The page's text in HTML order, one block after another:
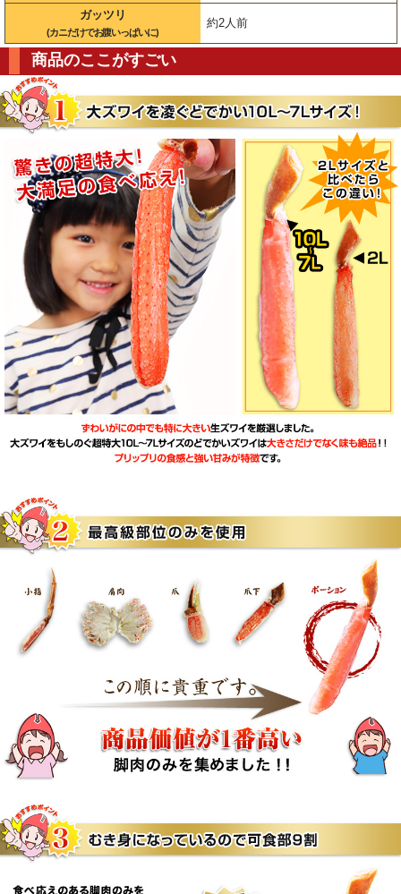
ガッツリ
(カニだけでお腹いっぱいに)
約2人前
商品のここがすごい